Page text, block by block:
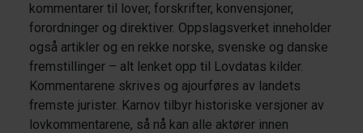
kommentarer til lover, forskrifter, konvensjoner,
forordninger og direktiver. Oppslagsverket inneholder
også artikler og en rekke norske, svenske og danske
fremstillinger – alt lenket opp til Lovdatas kilder.
Kommentarene skrives og ajourføres av landets
fremste jurister. Karnov tilbyr historiske versjoner av
lovkommentarene, så nå kan alle aktører innen